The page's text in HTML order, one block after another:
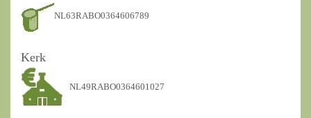
NL63RABO0364606789
Kerk
NL49RABO0364601027